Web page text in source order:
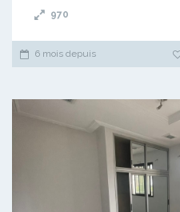
970
6 mois depuis